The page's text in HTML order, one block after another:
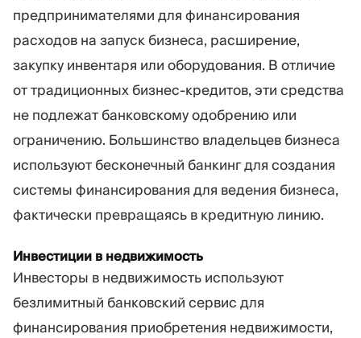
предпринимателями для финансирования
расходов на запуск бизнеса, расширение,
закупку инвентаря или оборудования. В отличие
от традиционных бизнес-кредитов, эти средства
не подлежат банковскому одобрению или
ограничению. Большинство владельцев бизнеса
используют бесконечный банкинг для создания
системы финансирования для ведения бизнеса,
фактически превращаясь в кредитную линию.
Инвестиции в недвижимость
Инвесторы в недвижимость используют
безлимитный банковский сервис для
финансирования приобретения недвижимости,